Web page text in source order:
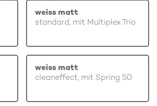
weiss matt
standard, mit Multiplex Trio
weiss matt
cleaneffect, mit Spring 50